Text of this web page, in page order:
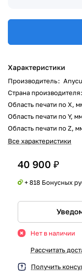
Характеристики
Производитель:
Страна производителя:
Область печати по X,
Область печати по Y,
Область печати по Z,
Все характеристики
40 900 ₽
+ 818 Бонусных
Нет в наличии
Рассчитать
Получить